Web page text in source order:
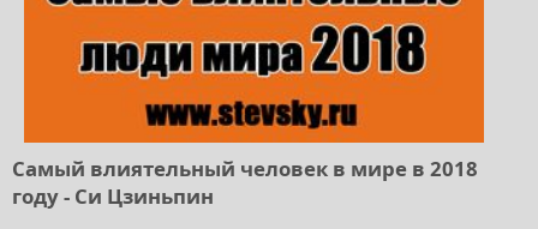
Самый влиятельный человек в мире в 2018
году - Си Цзиньпин